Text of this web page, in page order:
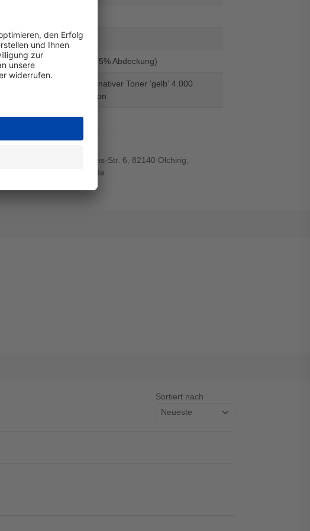
4255872429343
bis zu 4500 Seiten (Bei 5% Abdeckung)
Brother TN-423Y - alternativer Toner 'gelb' 4.000
Seiten - Digital Revolution
kompatibel
Werner-von-Siemens-Str. 6, 82140 Olching,
service@wiegand-gmbh.de
Sortiert nach